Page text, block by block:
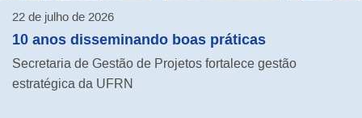
22 de julho de 2026
10 anos disseminando boas práticas
Secretaria de Gestão de Projetos fortalece gestão
estratégica da UFRN